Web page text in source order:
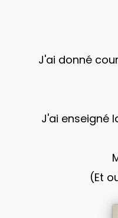
J'ai donné
J'ai enseigné
(Et